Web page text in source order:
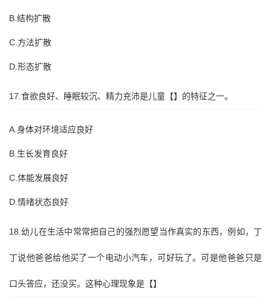
B.结构扩散
C.方法扩散
D.形态扩散
17.食欲良好、睡眠较沉、精力充沛是儿童【】的特征之一。
A.身体对环境适应良好
B.生长发育良好
C.体能发展良好
D.情绪状态良好
18.幼儿在生活中常常把自己的强烈愿望当作真实的东西，例如，丁
丁说他爸爸给他买了一个电动小汽车，可好玩了。可是他爸爸只是
口头答应，还没买。这种心理现象是【】